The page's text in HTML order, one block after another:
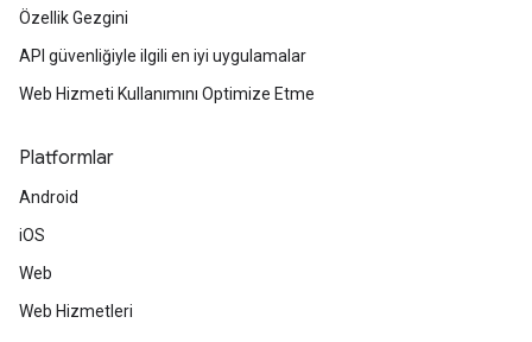
Özellik Gezgini
API güvenliğiyle ilgili en iyi uygulamalar
Web Hizmeti Kullanımını Optimize Etme
Platformlar
Android
iOS
Web
Web Hizmetleri